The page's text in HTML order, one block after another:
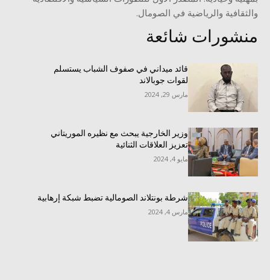
والثقافية والرياضية في الصومال.
منشورات شائعة
قائد ميداني في صفوف الشباب يستسلم
لقوات جوبالاند
مارس 29, 2024
وزير الخارجية يبحث مع نظيره الموريتاني
تعزيز العلاقات الثنائية
مايو 4, 2024
شرطة بونتلاند الصومالية تضبط شبكة إرهابية
مارس 4, 2024